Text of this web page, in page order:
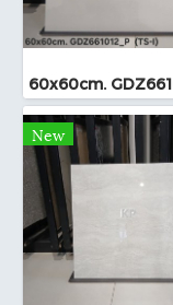
New